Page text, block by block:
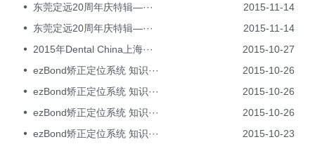
东莞定远20周年庆特辑—···
2015-11-14
东莞定远20周年庆特辑—···
2015-11-14
2015年Dental China上海···
2015-10-27
ezBond矫正定位系统 知识···
2015-10-26
ezBond矫正定位系统 知识···
2015-10-26
ezBond矫正定位系统 知识···
2015-10-26
ezBond矫正定位系统 知识···
2015-10-23